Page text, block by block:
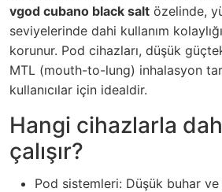
vgod cubano black salt özelinde,
seviyelerinde dahi kullanım
korunur. Pod cihazları, düşük
MTL (mouth-to-lung) inhalasyon
kullanıcılar için idealdir.
Hangi cihazlarla
çalışır?
Pod sistemleri: Düşük buhar